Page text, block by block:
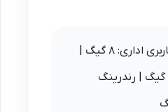
کاربری اداری: ۸ گیگ |
حرفه‌ای و گیم: ۱۶ گیگ | رندرینگ